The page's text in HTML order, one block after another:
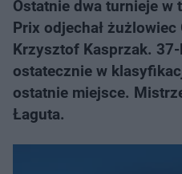
Ostatnie dwa turnieje w
Prix odjechał
Krzysztof Kasprzak.
ostatecznie w
ostatnie miejsce.
Łaguta.